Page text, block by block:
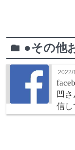
folder ●その他
2022/
凹
信し